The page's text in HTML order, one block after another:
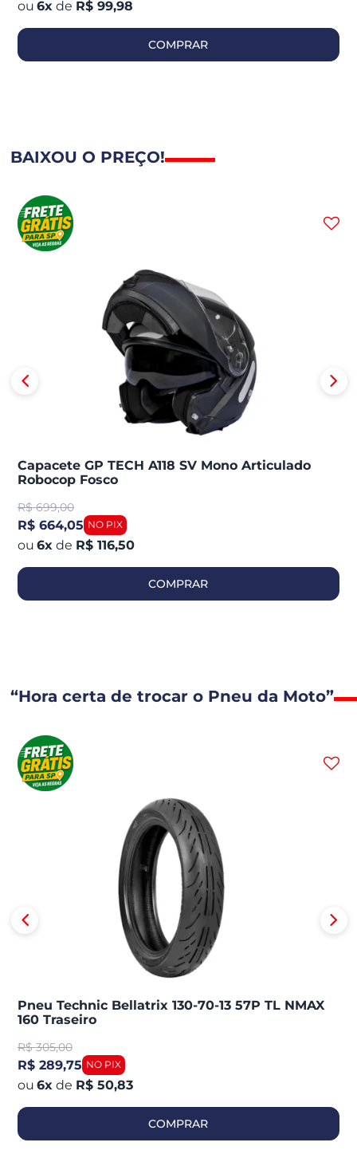
6x de R$ 99,98
COMPRAR
BAIXOU O PREÇO!
Capacete GP TECH A118 SV Mono Articulado
Robocop Fosco
R$ 699,00
R$ 664,05
6x de R$ 116,50
COMPRAR
“Hora certa de trocar o Pneu da Moto”
Pneu Technic Bellatrix 130-70-13 57P TL NMAX
160 Traseiro
R$ 305,00
R$ 289,75
6x de R$ 50,83
COMPRAR